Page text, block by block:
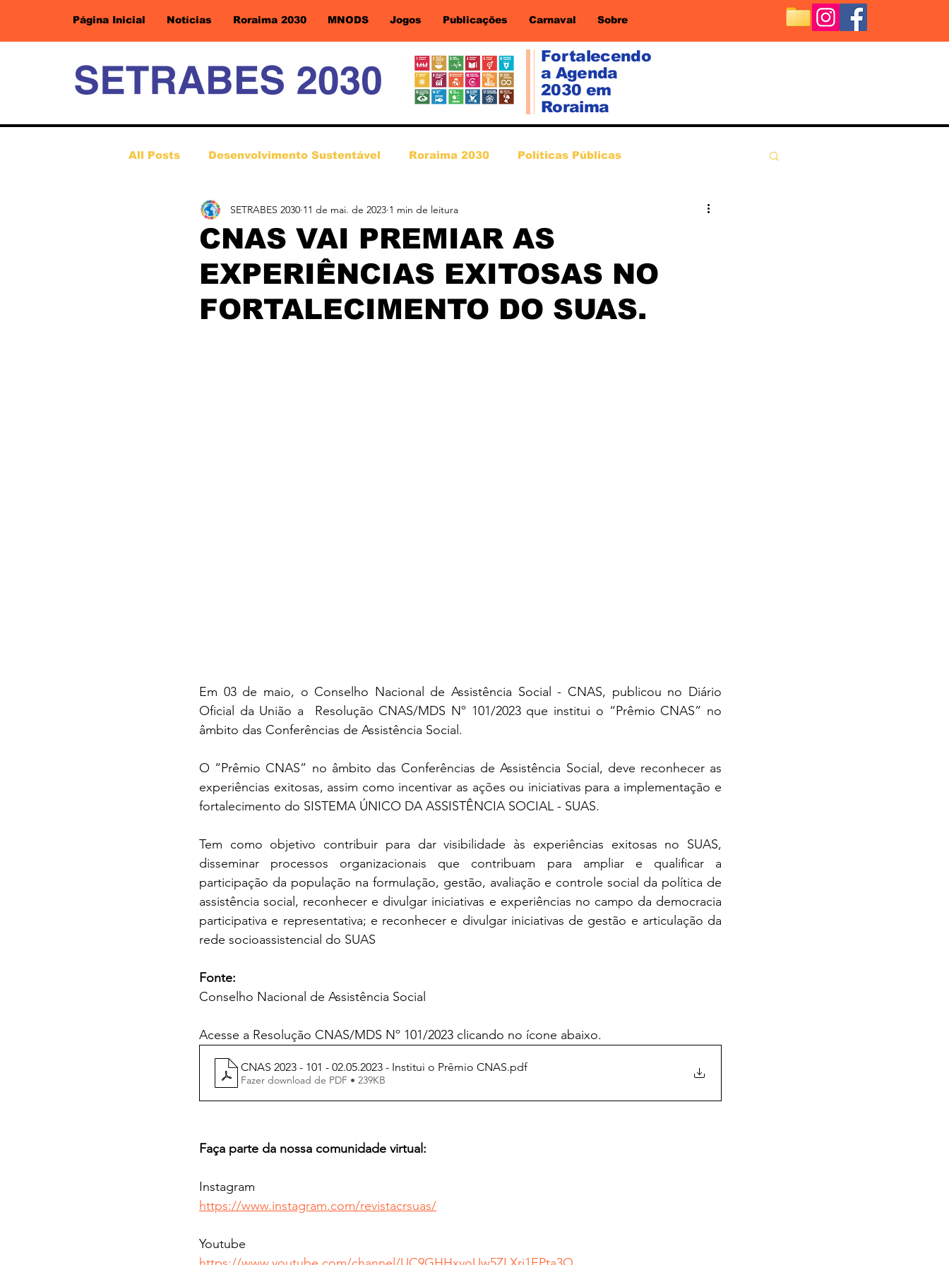
Página Inicial Notícias Roraima 2030 MNODS Jogos Publicações Carnaval Sobre
Fortalecendo
a Agenda
2030 em
Roraima
All Posts Desenvolvimento Sustentável Roraima 2030 Políticas Públicas
CNAS VAI PREMIAR AS
EXPERIÊNCIAS EXITOSAS NO
FORTALECIMENTO DO SUAS.
SETRABES 2030 11 de mai. de 2023 1 min de leitura
Em 03 de maio, o Conselho Nacional de Assistência Social - CNAS, publicou no Diário
Oficial da União a  Resolução CNAS/MDS Nº 101/2023 que institui o “Prêmio CNAS” no
âmbito das Conferências de Assistência Social.
O “Prêmio CNAS” no âmbito das Conferências de Assistência Social, deve reconhecer as
experiências exitosas, assim como incentivar as ações ou iniciativas para a implementação e
fortalecimento do SISTEMA ÚNICO DA ASSISTÊNCIA SOCIAL - SUAS.
Tem como objetivo contribuir para dar visibilidade às experiências exitosas no SUAS,
disseminar processos organizacionais que contribuam para ampliar e qualificar a
participação da população na formulação, gestão, avaliação e controle social da política de
assistência social, reconhecer e divulgar iniciativas e experiências no campo da democracia
participativa e representativa; e reconhecer e divulgar iniciativas de gestão e articulação da
rede socioassistencial do SUAS
Fonte:
Conselho Nacional de Assistência Social
Acesse a Resolução CNAS/MDS Nº 101/2023 clicando no ícone abaixo.
CNAS 2023 - 101 - 02.05.2023 - Institui o Prêmio CNAS.pdf
Fazer download de PDF • 239KB
Faça parte da nossa comunidade virtual:
Instagram
https://www.instagram.com/revistacrsuas/
Youtube